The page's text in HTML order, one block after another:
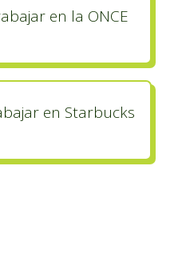
en la ONCE
en Starbucks